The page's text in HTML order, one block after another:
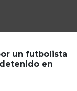
un futbolista
en